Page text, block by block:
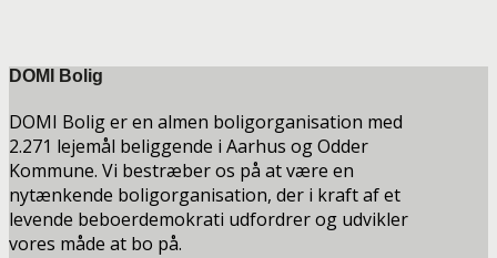
DOMI Bolig
DOMI Bolig er en almen boligorganisation med
2.271 lejemål beliggende i Aarhus og Odder
Kommune. Vi bestræber os på at være en
nytænkende boligorganisation, der i kraft af et
levende beboerdemokrati udfordrer og udvikler
vores måde at bo på.